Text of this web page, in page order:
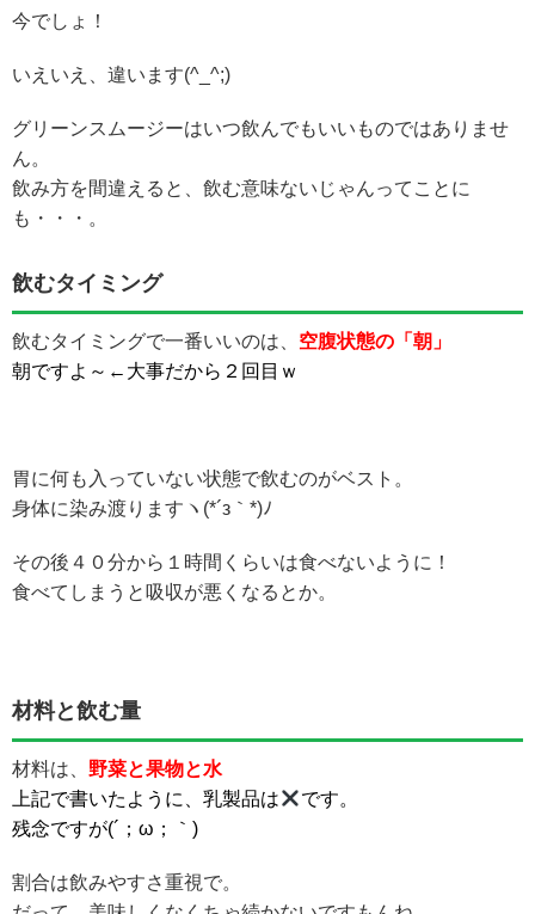
今でしょ！
いえいえ、違います(^_^;)
グリーンスムージーはいつ飲んでもいいものではありませ
ん。
飲み方を間違えると、飲む意味ないじゃんってことに
も・・・。
飲むタイミング
飲むタイミングで一番いいのは、 空腹状態の 「朝」
朝ですよ～←大事だから２回目ｗ
胃に何も入っていない状態で飲むのがベスト。
身体に染み渡りますヽ(*´з｀*)ﾉ
その後４０分から１時間くらいは食べないように！
食べてしまうと吸収が悪くなるとか。
材料と飲む量
材料は、 野菜と果物と水
上記で書いたように、乳製品は
です。
残念ですが(´；ω；｀)
割合は飲みやすさ重視で。